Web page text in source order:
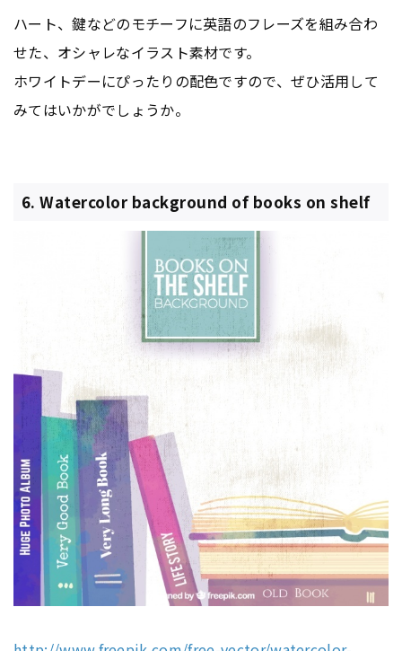
ハート、鍵などのモチーフに英語のフレーズを組み合わ
せた、オシャレなイラスト素材です。
ホワイトデーにぴったりの配色ですので、ぜひ活用して
みてはいかがでしょうか。
6. Watercolor background of books on shelf